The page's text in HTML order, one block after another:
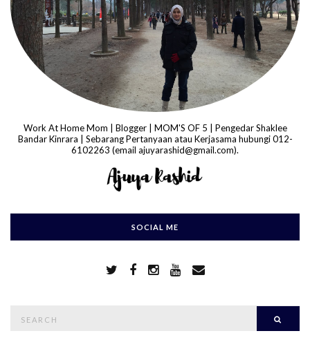
Work At Home Mom | Blogger | MOM'S OF 5 | Pengedar Shaklee
Bandar Kinrara | Sebarang Pertanyaan atau Kerjasama hubungi 012-
6102263 (email ajuyarashid@gmail.com).
SOCIAL ME